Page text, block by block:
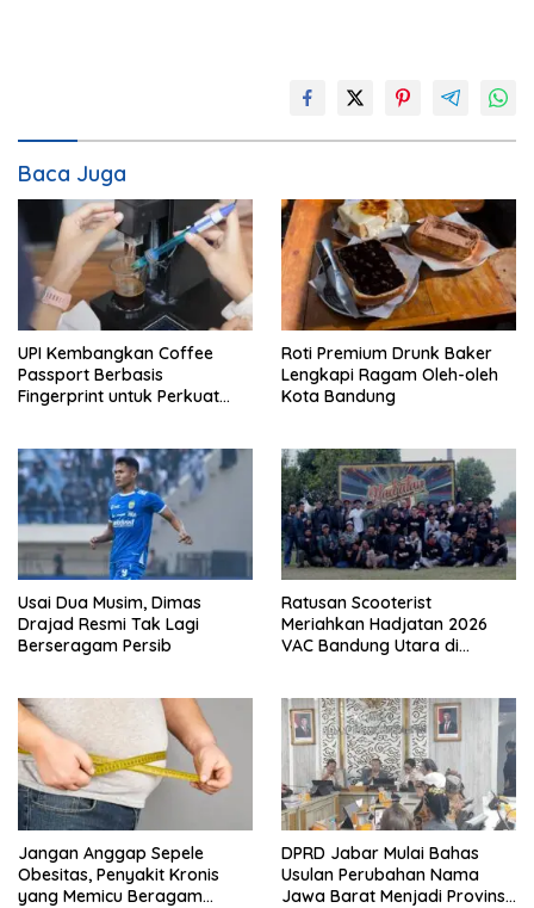
Baca Juga
UPI Kembangkan Coffee
Passport Berbasis
Fingerprint untuk Perkuat
Roti Premium Drunk Baker
Lengkapi Ragam Oleh-oleh
Kota Bandung
Usai Dua Musim, Dimas
Drajad Resmi Tak Lagi
Berseragam Persib
Ratusan Scooterist
Meriahkan Hadjatan 2026
VAC Bandung Utara di
Jangan Anggap Sepele
Obesitas, Penyakit Kronis
yang Memicu Beragam
DPRD Jabar Mulai Bahas
Usulan Perubahan Nama
Jawa Barat Menjadi Provinsi